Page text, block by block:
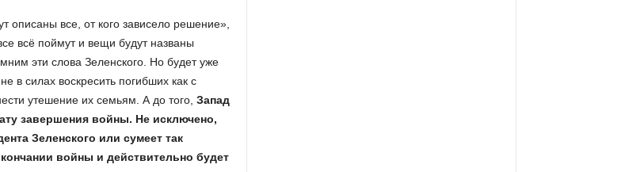
описаны все, от кого зависело решение»,
всё поймут и вещи будут названы
эти слова Зеленского. Но будет уже
в силах воскресить погибших как с
утешение их семьям. А до того, Запад
завершения войны. Не исключено,
Зеленского или сумеет так
войны и действительно будет